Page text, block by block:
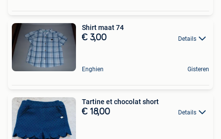
Shirt maat 74
€ 3,00 Details
Enghien Gisteren
Tartine et chocolat short
€ 18,00 Details